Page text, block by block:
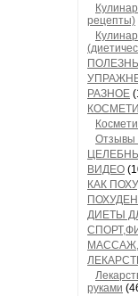
рецепты)
РАЗНОЕ
Отзывы
ВИДЕО
КАК
ДИЕТЫ
руками